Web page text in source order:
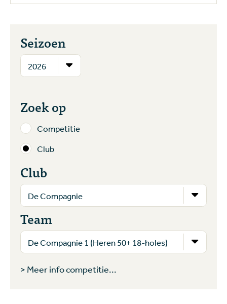
Seizoen
Zoek op
Competitie
Club
Club
Team
> Meer info competitie...